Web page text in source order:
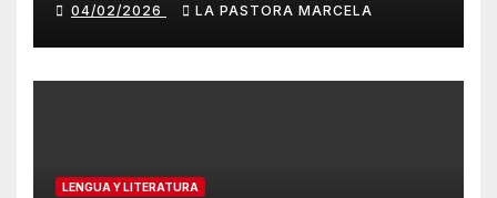
04/02/2026 LA PASTORA MARCELA
LENGUA Y LITERATURA